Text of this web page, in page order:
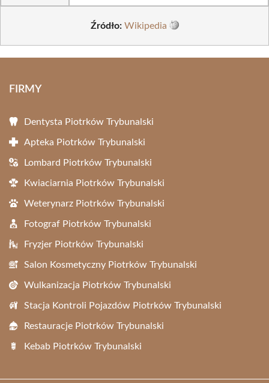
Źródło: Wikipedia
FIRMY
Dentysta Piotrków Trybunalski
Apteka Piotrków Trybunalski
Lombard Piotrków Trybunalski
Kwiaciarnia Piotrków Trybunalski
Weterynarz Piotrków Trybunalski
Fotograf Piotrków Trybunalski
Fryzjer Piotrków Trybunalski
Salon Kosmetyczny Piotrków Trybunalski
Wulkanizacja Piotrków Trybunalski
Stacja Kontroli Pojazdów Piotrków Trybunalski
Restauracje Piotrków Trybunalski
Kebab Piotrków Trybunalski